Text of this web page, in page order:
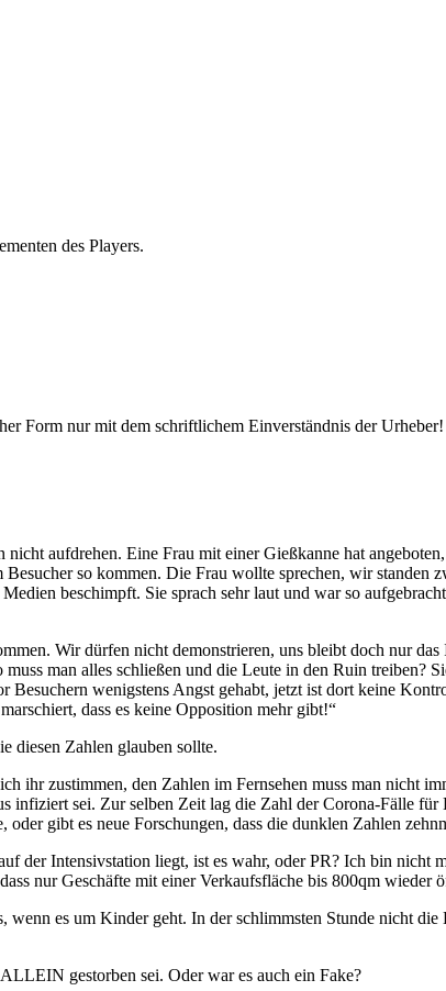
des Players.
Form nur mit dem schriftlichem Einverständnis der Urheber!
aufdrehen. Eine Frau mit einer Gießkanne hat
so kommen. Die Frau wollte sprechen, wir standen
beschimpft. Sie sprach sehr laut und war so
Wir dürfen nicht demonstrieren, uns bleibt doch nur
man alles schließen und die Leute in den Ruin treiben?
Besuchern wenigstens Angst gehabt, jetzt ist dort keine
dass es keine Opposition mehr gibt!
diesen Zahlen glauben sollte.
ihr zustimmen, den Zahlen im Fernsehen muss man nicht
sei. Zur selben Zeit lag die Zahl der Corona-Fälle für
gibt es neue Forschungen, dass die dunklen Zahlen
der Intensivstation liegt, ist es wahr, oder PR? Ich bin nicht
nur Geschäfte mit einer Verkaufsfläche bis 800qm wieder
es um Kinder geht. In der schlimmsten Stunde nicht
gestorben sei. Oder war es auch ein Fake?